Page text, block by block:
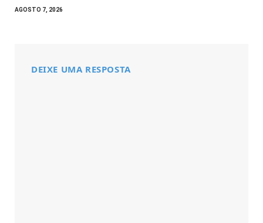
AGOSTO 7, 2026
DEIXE UMA RESPOSTA